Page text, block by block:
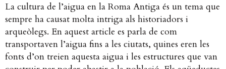
La cultura de l’aigua en la Roma Antiga és un tema que
sempre ha causat molta intriga als historiadors i
arqueòlegs. En aquest article es parla de com
transportaven l’aigua fins a les ciutats, quines eren les
fonts d’on treien aquesta aigua i les estructures que van